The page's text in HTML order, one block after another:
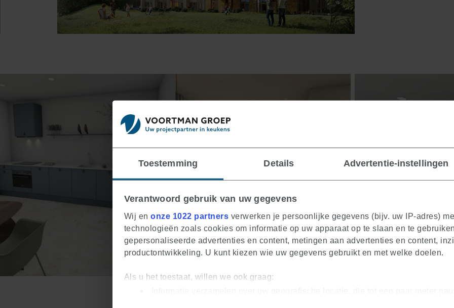
Toestemming Details Advertentie-instellingen
Verantwoord gebruik van uw gegevens
Wij en onze 1022 partners verwerken je persoonlijke gegevens (bijv. uw IP-adres)
technologieën zoals cookies om informatie op uw apparaat op te slaan en te
gepersonaliseerde advertenties en content, metingen aan advertenties en content,
productontwikkeling. U kunt kiezen wie uw gegevens gebruikt en met welke doelen.
Als u het toestaat, willen we ook graag: